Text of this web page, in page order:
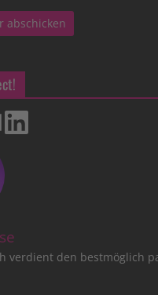
verdient den bestmöglich